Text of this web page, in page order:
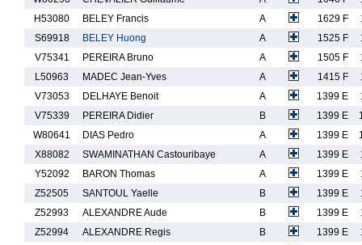
H53080
BELEY Francis A 1629 F
S69918
BELEY Huong A 1525 F
V75341
PEREIRA Bruno A 1505 F
L50963
MADEC Jean-Yves A 1415 F
V73053
DELHAYE Benoit A 1399 E
V75339
PEREIRA Didier B 1399 E
W80641
DIAS Pedro A 1399 E
X88082
SWAMINATHAN Castouribaye A 1399 E
Y52092
BARON Thomas A 1399 E
Z52505
SANTOUL Yaelle B 1399 E
Z52993
ALEXANDRE Aude B 1399 E
Z52994
ALEXANDRE Regis B 1399 E